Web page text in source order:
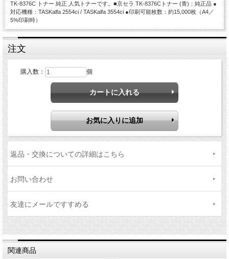
TK-8376C トナー 純正 人気トナーです。■京セラ TK-8376Cトナー (青)：純正品 ●
対応機種：TASKalfa 2554ci / TASKalfa 3554ci ●印刷可能枚数：約15,000枚（A4／
5%印刷時）
注文
購入数： 個
返品・交換についての詳細はこちら
お問い合わせ
友達にメールですすめる
関連商品